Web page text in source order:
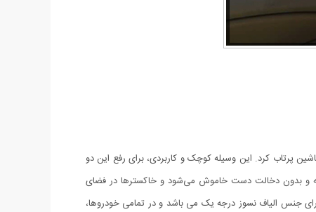
پرتاب کرد. این وسیله کوچک و کاربردی، برای رفع این دو
و بدون دخالت دست خاموش می‌شود و خاکسترها در فضای
الیاف نسوز درجه یک می باشد و در تمامی خودروها،